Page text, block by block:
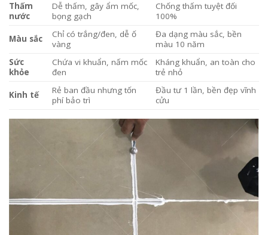
Thấm
nước
Dễ thấm, gây ẩm mốc,
bọng gạch
Chống thấm tuyệt đối
100%
Màu sắc
Chỉ có trắng/đen, dễ ố
vàng
Đa dạng màu sắc, bền
màu 10 năm
Sức
khỏe
Chứa vi khuẩn, nấm mốc
đen
Kháng khuẩn, an toàn cho
trẻ nhỏ
Kinh tế
Rẻ ban đầu nhưng tốn
phí bảo trì
Đầu tư 1 lần, bền đẹp vĩnh
cửu